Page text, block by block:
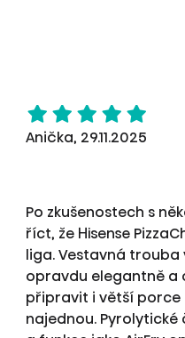
Anička, 29.11.2025
Po zkušenostech s
říct, že Hisense
liga. Vestavná trouba
opravdu elegantně a
připravit i větší porce
najednou.